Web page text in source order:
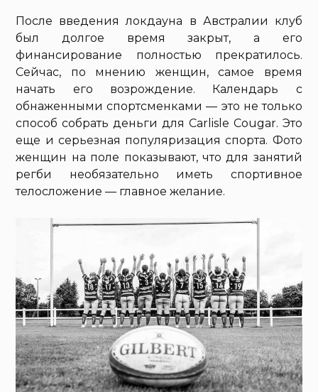
После введения локдауна в Австралии клуб
был долгое время закрыт, а его
финансирование полностью прекратилось.
Сейчас, по мнению женщин, самое время
начать его возрождение. Календарь с
обнаженными спортсменками — это не только
способ собрать деньги для Carlisle Cougar. Это
еще и серьезная популяризация спорта. Фото
женщин на поле показывают, что для занятий
регби необязательно иметь спортивное
телосложение — главное желание.